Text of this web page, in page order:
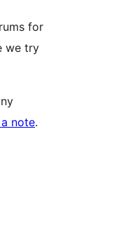
for
we try
note.